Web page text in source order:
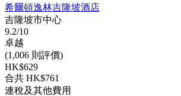
希爾頓逸林吉隆坡酒店
吉隆坡市中心
9.2/10
卓越
(1,006 則評價)
HK$629
合共 HK$761
連稅及其他費用